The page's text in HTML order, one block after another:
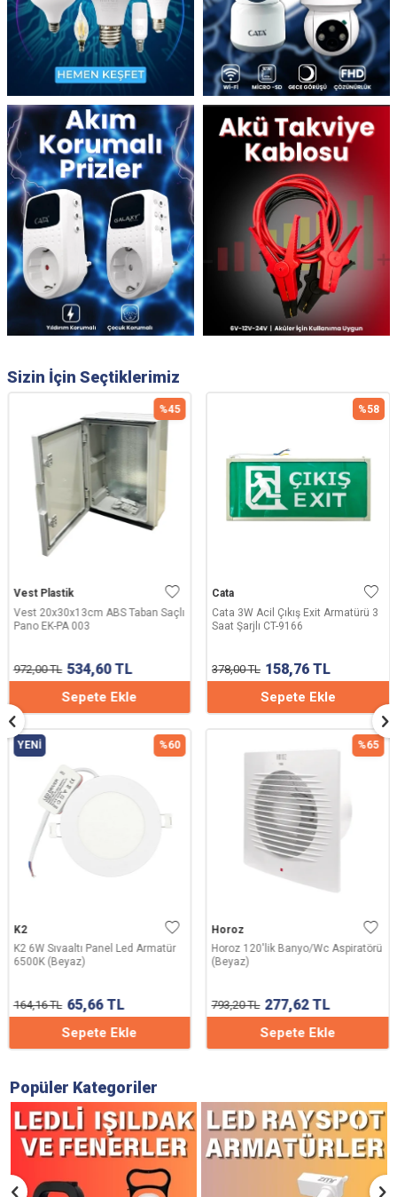
Sizin İçin Seçtiklerimiz
%45
Vest Plastik
Vest 20x30x13cm ABS Taban Saçlı
Pano EK-PA 003
972,00TL 534,60TL
Sepete Ekle
%58
Cata
Cata 3W Acil Çıkış Exit Armatürü 3
Saat Şarjlı CT-9166
378,00TL 158,76TL
Sepete Ekle
%60
YENI
K2
K2 6W Sıvaaltı Panel Led Armatür
6500K (Beyaz)
164,16TL 65,66TL
Sepete Ekle
%65
Horoz
Horoz 120'lik Banyo/Wc Aspiratörü
(Beyaz)
793,20TL 277,62TL
Sepete Ekle
Popüler Kategoriler